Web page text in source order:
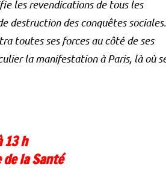
les revendications de tous les
destruction des conquêtes sociales.
toutes ses forces au côté de ses
la manifestation à Paris, là où
13 h
la Santé